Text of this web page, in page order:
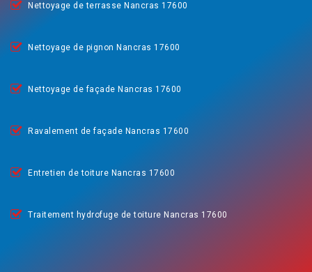
Nettoyage de terrasse Nancras 17600
Nettoyage de pignon Nancras 17600
Nettoyage de façade Nancras 17600
Ravalement de façade Nancras 17600
Entretien de toiture Nancras 17600
Traitement hydrofuge de toiture Nancras 17600